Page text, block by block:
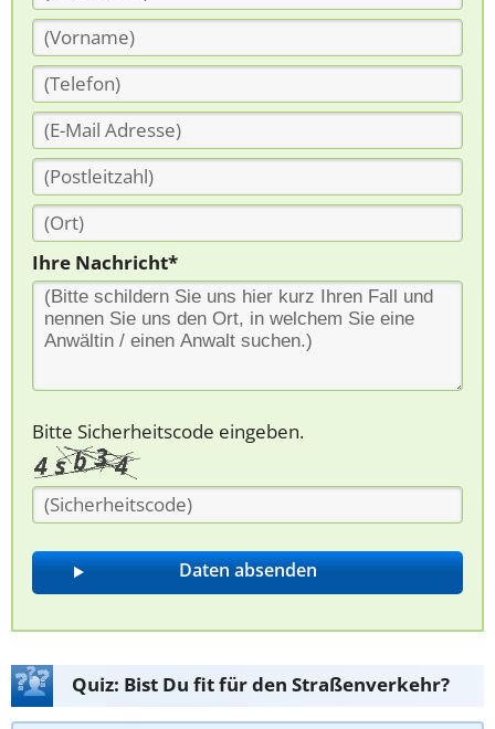
Ihre Nachricht*
Bitte Sicherheitscode eingeben.
Quiz: Bist Du fit für den Straßenverkehr?